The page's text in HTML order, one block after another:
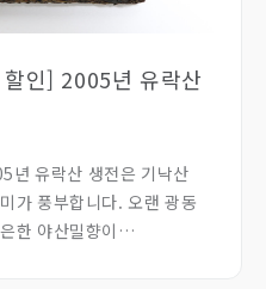
인] 2005년 유락산
년 유락산 생전은 기낙산
가 풍부합니다. 오랜 광동
한 야산밀향이